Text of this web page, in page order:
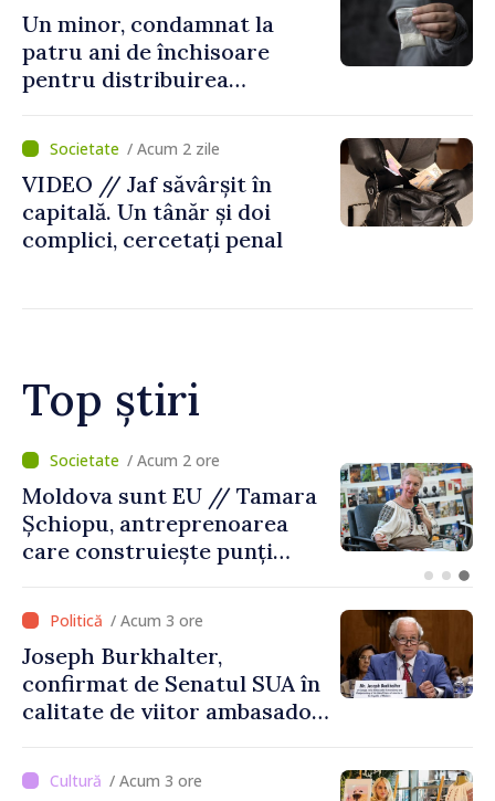
Un minor, condamnat la
patru ani de închisoare
pentru distribuirea
/ Acum 2 zile
VIDEO // Jaf săvârșit în
capitală. Un tânăr și doi
complici, cercetați penal
Top știri
/ Acum 1 oră
O dronă a intrat în Bulgaria
dinspre România și a
explodat la 100 de metri de
/ Acum 3 ore
Joseph Burkhalter,
confirmat de Senatul SUA în
calitate de viitor ambasador
/ Acum 3 ore